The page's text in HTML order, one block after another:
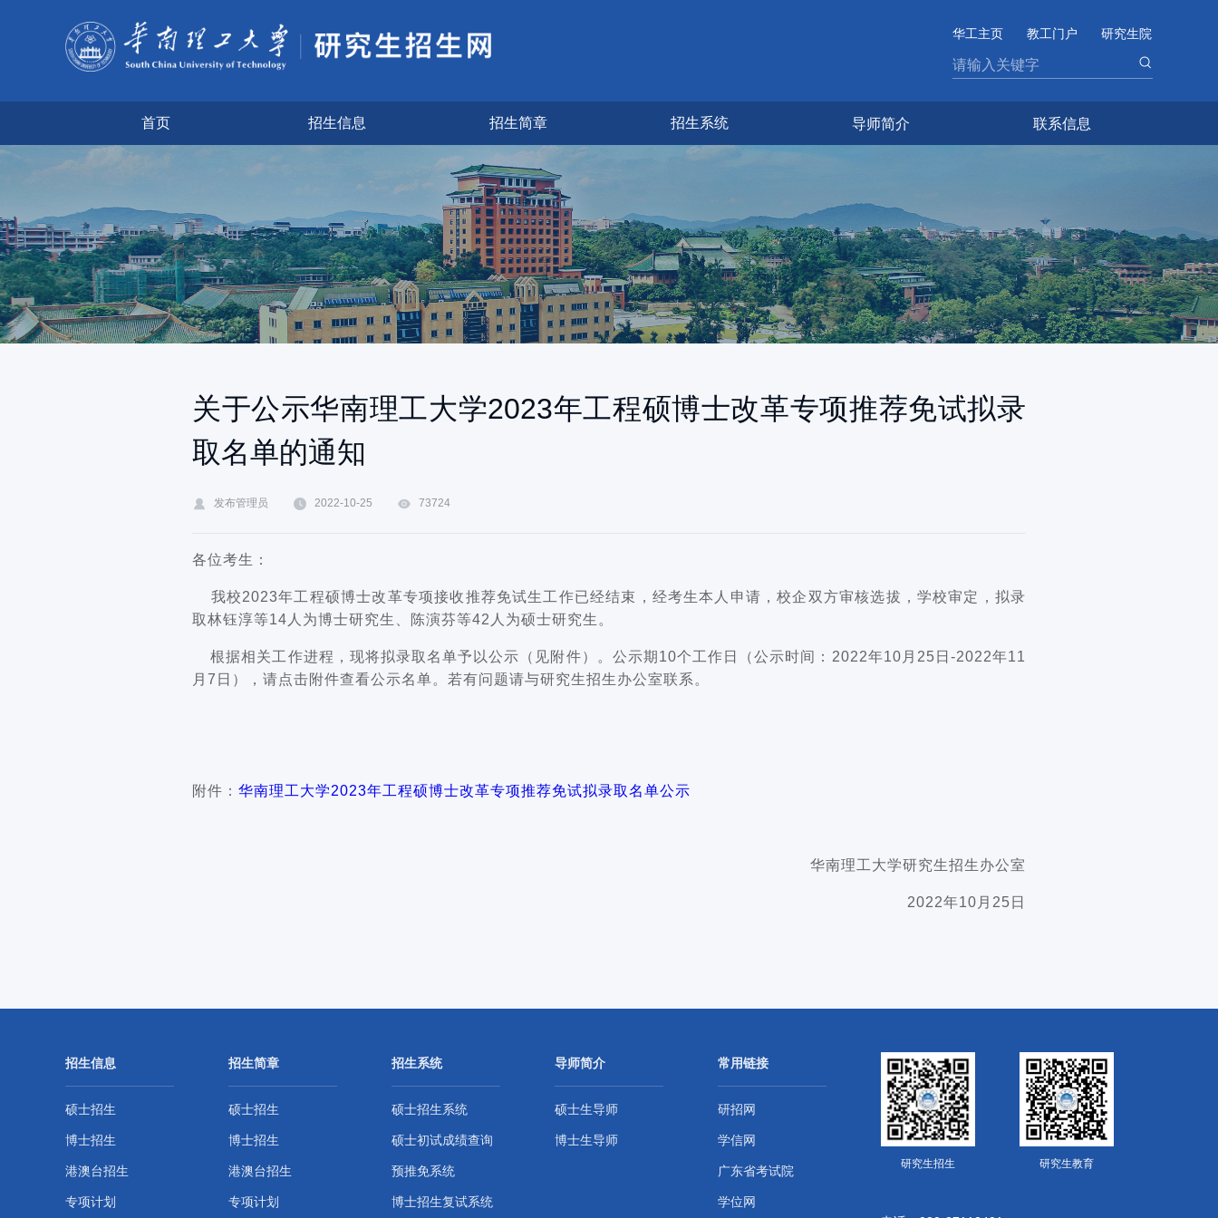
华工主页 教工门户 研究生院
首页 招生信息 招生简章 招生系统 导师简介 联系信息
关于公示华南理工大学2023年工程硕博士改革专项推荐免试拟录
取名单的通知
发布管理员 2022-10-25 73724
各位考生：
我校2023年工程硕博士改革专项接收推荐免试生工作已经结束，经考生本人申请，校企双方审核选拔，学校审定，拟录
取林钰淳等14人为博士研究生、陈演芬等42人为硕士研究生。
根据相关工作进程，现将拟录取名单予以公示（见附件）。公示期10个工作日（公示时间：2022年10月25日-2022年11
月7日），请点击附件查看公示名单。若有问题请与研究生招生办公室联系。
附件： 华南理工大学2023年工程硕博士改革专项推荐免试拟录取名单公示
华南理工大学研究生招生办公室
2022年10月25日
招生信息
硕士招生
博士招生
港澳台招生
专项计划
招生简章
硕士招生
博士招生
港澳台招生
专项计划
招生系统
硕士招生系统
硕士初试成绩查询
预推免系统
博士招生复试系统
导师简介
硕士生导师
博士生导师
常用链接
研招网
学信网
广东省考试院
学位网
研究生招生 研究生教育